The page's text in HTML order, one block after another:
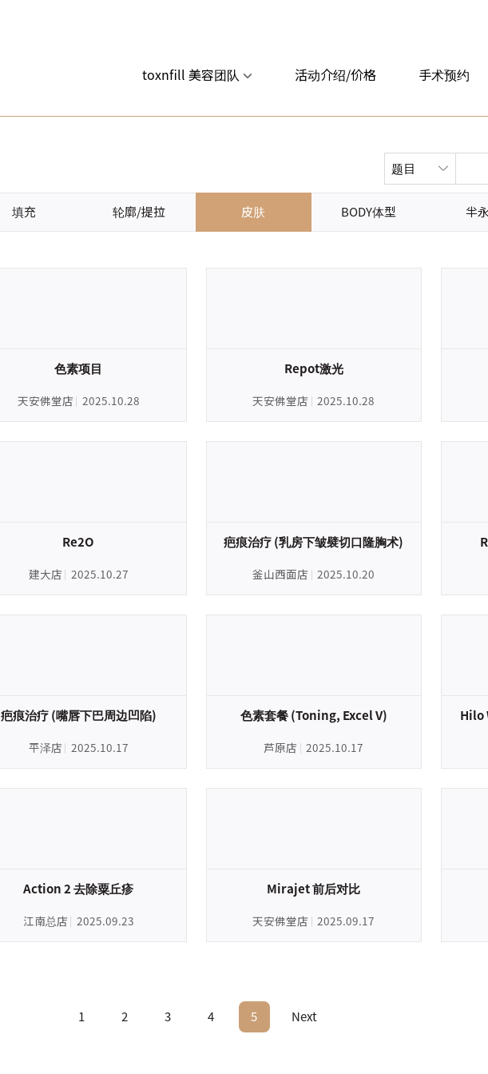
toxnfill 美容团队 活动介绍/价格 手术预约
填充 轮廓/提拉 皮肤 BODY体型 半
色素项目
天安佛堂店 2025.10.28
Repot激光
天安佛堂店 2025.10.28
Re2O
建大店 2025.10.27
疤痕治疗 (乳房下皱襞切口隆胸术)
釜山西面店 2025.10.20
疤痕治疗 (嘴唇下巴周边凹陷)
平泽店 2025.10.17
色素套餐 (Toning, Excel V)
芦原店 2025.10.17
Hilo
Action 2 去除粟丘疹
江南总店 2025.09.23
Mirajet 前后对比
天安佛堂店 2025.09.17
1 2 3 4 5 Next